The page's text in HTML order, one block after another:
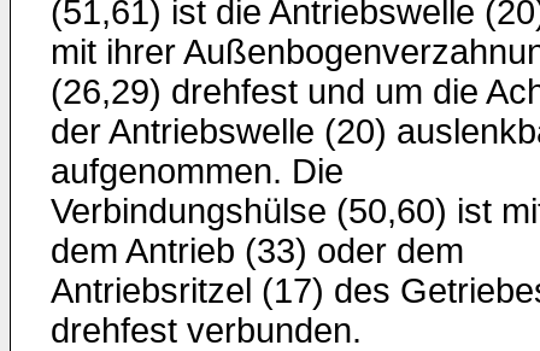
(51,61) ist die Antriebswelle
mit ihrer
(26,29) drehfest und um die
der Antriebswelle (20)
aufgenommen. Die
Verbindungshülse (50,60) ist
dem Antrieb (33) oder dem
Antriebsritzel (17) des
drehfest verbunden.